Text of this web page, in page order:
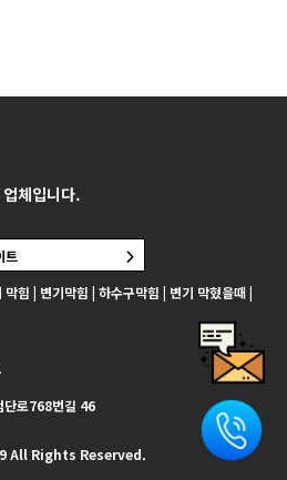
힘 | 변기막힘 | 하수구막힘 | 변기 막혔을때 |
단로768번길 46
All Rights Reserved.
체입니다.
트